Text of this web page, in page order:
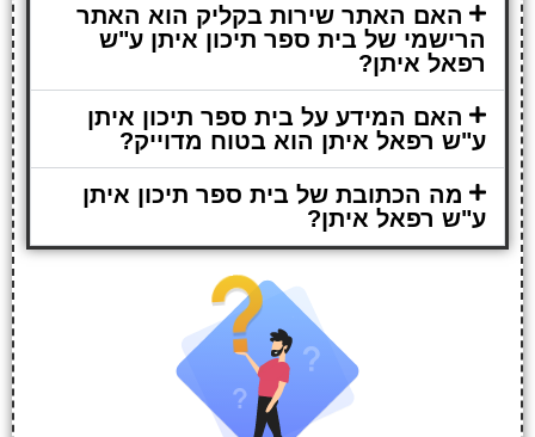
האם האתר שירות בקליק הוא האתר
הרישמי של בית ספר תיכון איתן ע"ש
רפאל איתן?
האם המידע על בית ספר תיכון איתן
ע"ש רפאל איתן הוא בטוח מדוייק?
מה הכתובת של בית ספר תיכון איתן
ע"ש רפאל איתן?